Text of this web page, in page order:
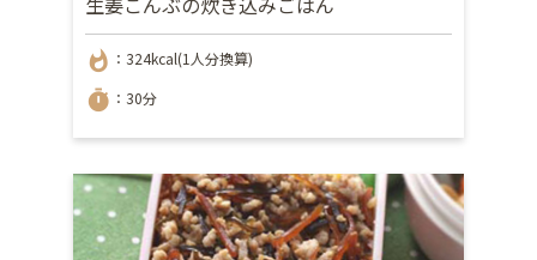
whatshot ：324kcal(1人分換算)
timer ：30分